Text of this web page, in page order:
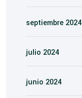
septiembre 2024
julio 2024
junio 2024